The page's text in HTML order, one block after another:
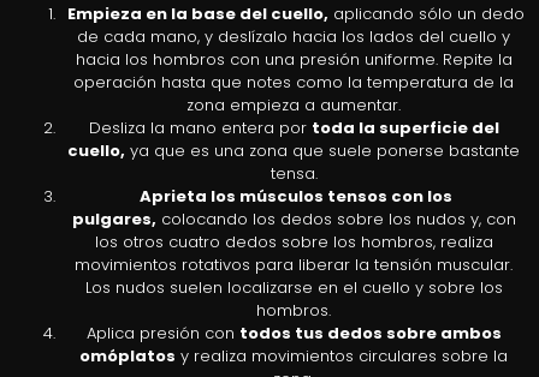
Empieza en la base del cuello, aplicando sólo un dedo
de cada mano, y deslízalo hacia los lados del cuello y
hacia los hombros con una presión uniforme. Repite la
operación hasta que notes como la temperatura de la
zona empieza a aumentar.
Desliza la mano entera por toda la superficie del
cuello, ya que es una zona que suele ponerse bastante
tensa.
Aprieta los músculos tensos con los
pulgares, colocando los dedos sobre los nudos y, con
los otros cuatro dedos sobre los hombros, realiza
movimientos rotativos para liberar la tensión muscular.
Los nudos suelen localizarse en el cuello y sobre los
hombros.
Aplica presión con todos tus dedos sobre ambos
omóplatos y realiza movimientos circulares sobre la